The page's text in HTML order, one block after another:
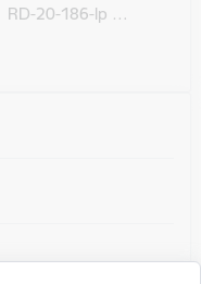
RD-20-186-lp …